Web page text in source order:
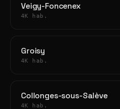
Veigy-Foncenex
4K hab.
Groisy
4K hab.
Collonges-sous-Salève
4K hab.